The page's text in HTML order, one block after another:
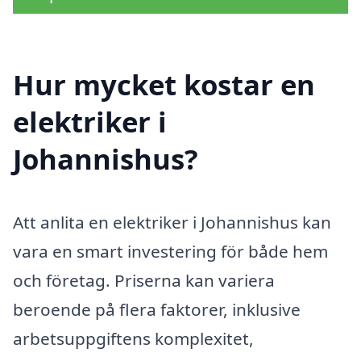
Hur mycket kostar en
elektriker i
Johannishus?
Att anlita en elektriker i Johannishus kan
vara en smart investering för både hem
och företag. Priserna kan variera
beroende på flera faktorer, inklusive
arbetsuppgiftens komplexitet,